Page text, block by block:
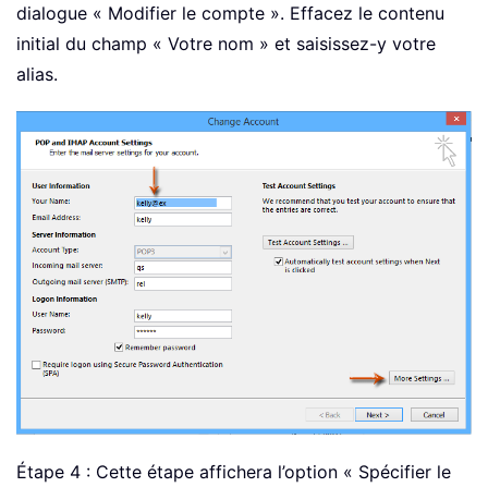
dialogue « Modifier le compte ». Effacez le contenu
initial du champ « Votre nom » et saisissez-y votre
alias.
Étape 4 : Cette étape affichera l’option « Spécifier le